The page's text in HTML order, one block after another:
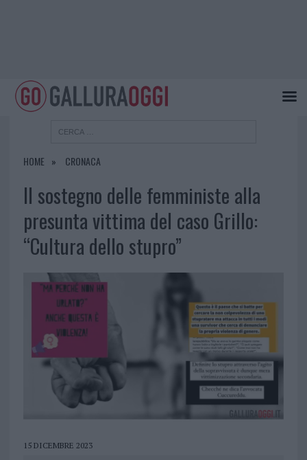
HOME CRONACA
Il sostegno delle femministe alla
presunta vittima del caso Grillo:
“Cultura dello stupro”
15 DICEMBRE 2023